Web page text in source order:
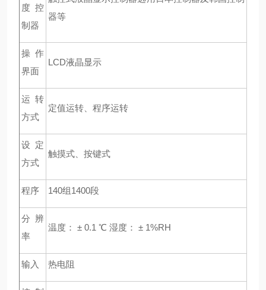
度控
制器
器等
操作
界面
LCD液晶显示
运转
方式
定值运转、程序运转
设定
方式
触摸式、按键式
程序 140组1400段
分辨
率
温度： ± 0.1 ℃ 湿度： ± 1%RH
输入 热电阻